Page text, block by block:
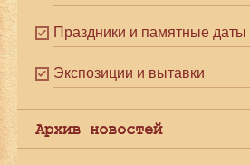
Праздники и памятные даты
Экспозиции и вытавки
Архив новостей